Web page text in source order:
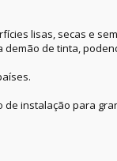
lisas, secas e
de tinta,
instalação para